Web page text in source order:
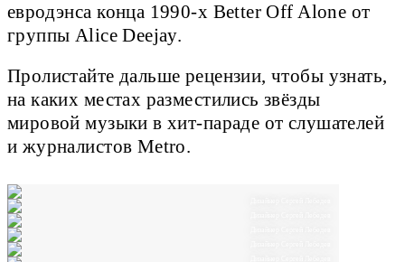
евродэнса конца 1990-х Better Off Alone от
группы Alice Deejay.
Пролистайте дальше рецензии, чтобы узнать,
на каких местах разместились звёзды
мировой музыки в хит-параде от слушателей
и журналистов Metro.